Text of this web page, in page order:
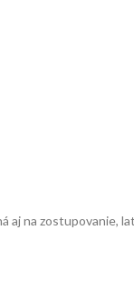
na zostupovanie,